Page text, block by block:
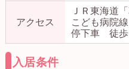
アクセス
ＪＲ東海道
こども病院
停下車 徒歩
入居条件